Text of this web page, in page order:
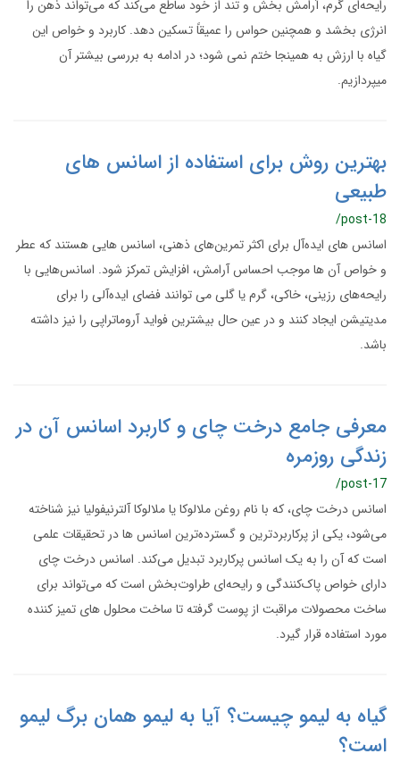
رایحه‌ای گرم، آرامش‌ بخش و تند از خود ساطع می‌کند که می‌تواند ذهن را
انرژی بخشد و همچنین حواس را عمیقاً تسکین دهد. کاربرد و خواص این
گیاه با ارزش به همینجا ختم نمی شود؛ در ادامه به بررسی بیشتر آن
میپردازیم.
بهترین روش برای استفاده از اسانس های
طبیعی
/post-18
اسانس های ایده‌آل برای اکثر تمرین‌های ذهنی، اسانس هایی هستند که عطر
و خواص آن ها موجب احساس آرامش، افزایش تمرکز شود. اسانس‌هایی با
رایحه‌های رزینی، خاکی، گرم یا گلی می توانند فضای ایده‌آلی را برای
مدیتیشن ایجاد کنند و در عین حال بیشترین فواید آروماتراپی را نیز داشته
باشد.
معرفی جامع درخت چای و کاربرد اسانس آن در
زندگی روزمره
/post-17
اسانس درخت چای، که با نام روغن ملالوکا یا ملالوکا آلترنیفولیا نیز شناخته
می‌شود، یکی از پرکاربردترین و گسترده‌ترین اسانس ها در تحقیقات علمی
است که آن را به یک اسانس پرکاربرد تبدیل می‌کند. اسانس درخت چای
دارای خواص پاک‌کنندگی و رایحه‌ای طراوت‌بخش است که می‌تواند برای
ساخت محصولات مراقبت از پوست گرفته تا ساخت محلول های تمیز کننده
مورد استفاده قرار گیرد.
گیاه به لیمو چیست؟ آیا به لیمو همان برگ لیمو
است؟